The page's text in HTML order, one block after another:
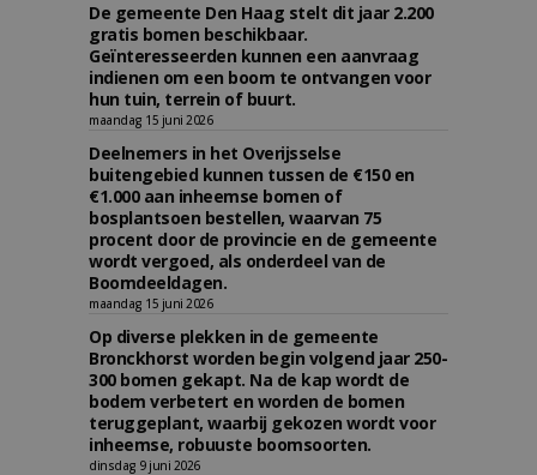
De gemeente Den Haag stelt dit jaar 2.200
gratis bomen beschikbaar.
Geïnteresseerden kunnen een aanvraag
indienen om een boom te ontvangen voor
hun tuin, terrein of buurt.
maandag 15 juni 2026
Deelnemers in het Overijsselse
buitengebied kunnen tussen de €150 en
€1.000 aan inheemse bomen of
bosplantsoen bestellen, waarvan 75
procent door de provincie en de gemeente
wordt vergoed, als onderdeel van de
Boomdeeldagen.
maandag 15 juni 2026
Op diverse plekken in de gemeente
Bronckhorst worden begin volgend jaar 250-
300 bomen gekapt. Na de kap wordt de
bodem verbetert en worden de bomen
teruggeplant, waarbij gekozen wordt voor
inheemse, robuuste boomsoorten.
dinsdag 9 juni 2026